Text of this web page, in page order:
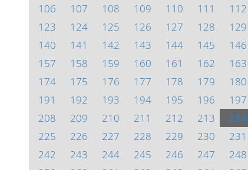
106
107 108 109 110 111 112
123
124 125 126 127 128 129
140
141 142 143 144 145 146
157
158 159 160 161 162 163
174
175 176 177 178 179 180
191
192 193 194 195 196 197
208
209 210 211 212 213 214
225
226 227 228 229 230 231
242
243 244 245 246 247 248